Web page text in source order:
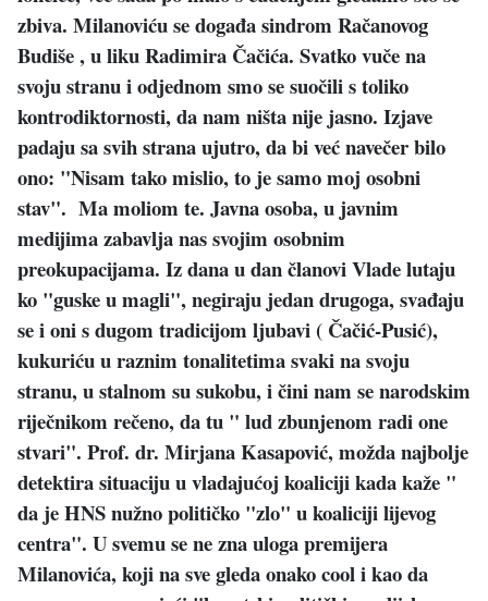
zbiva. Milanoviću se događa sindrom Račanovog
Budiše , u liku Radimira Čačića. Svatko vuče na
svoju stranu i odjednom smo se suočili s toliko
kontrodiktornosti, da nam ništa nije jasno. Izjave
padaju sa svih strana ujutro, da bi već navečer bilo
ono: "Nisam tako mislio, to je samo moj osobni
stav". Ma moliom te. Javna osoba, u javnim
medijima zabavlja nas svojim osobnim
preokupacijama. Iz dana u dan članovi Vlade lutaju
ko "guske u magli", negiraju jedan drugoga, svađaju
se i oni s dugom tradicijom ljubavi ( Čačić-Pusić),
kukuriću u raznim tonalitetima svaki na svoju
stranu, u stalnom su sukobu, i čini nam se narodskim
riječnikom rečeno, da tu " lud zbunjenom radi one
stvari". Prof. dr. Mirjana Kasapović, možda najbolje
detektira situaciju u vladajućoj koaliciji kada kaže "
da je HNS nužno političko "zlo" u koaliciji lijevog
centra". U svemu se ne zna uloga premijera
Milanovića, koji na sve gleda onako cool i kao da